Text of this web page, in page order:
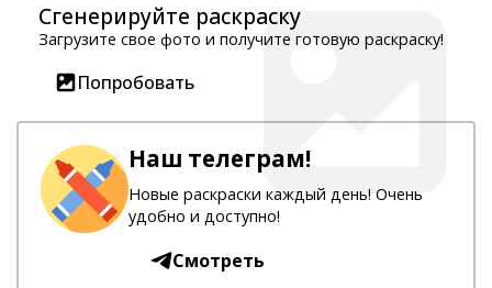
Сгенерируйте раскраску
Загрузите свое фото и получите готовую раскраску!
Попробовать
Наш телеграм!
Новые раскраски каждый день! Очень
удобно и доступно!
Смотреть